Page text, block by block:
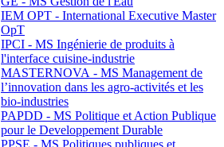
IEM OPT - International Executive Master
OpT
IPCI - MS Ingénierie de produits à
l'interface cuisine-industrie
MASTERNOVA - MS Management de
l’innovation dans les agro-activités et les
bio-industries
PAPDD - MS Politique et Action Publique
pour le Developpement Durable
PPSE - MS Politiques publiques et